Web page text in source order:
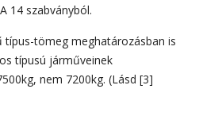
14 szabványból.
típus-tömeg meghatározásban is
típusú járműveinek
nem 7200kg. (Lásd [3]